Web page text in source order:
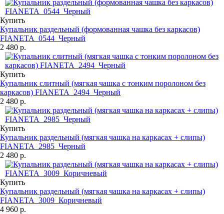
Купить
Купальник раздельный (формованная чашка без каркасов)
FIANETA_0544_Черный
2 480 р.
Купить
Купальник слитный (мягкая чашка с тонким поролоном без
каркасов) FIANETA_2494_Черный
2 480 р.
Купить
Купальник раздельный (мягкая чашка на каркасах + слипы)
FIANETA_2985_Черный
2 480 р.
Купить
Купальник раздельный (мягкая чашка на каркасах + слипы)
FIANETA_3009_Коричневый
4 960 р.